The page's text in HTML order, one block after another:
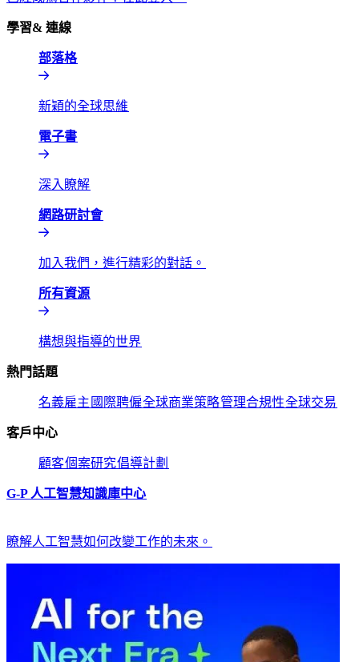
學習& 連線​​
部落格​​
新穎的全球思維​​
電子書​​
深入瞭解​​
網路研討會​​
加入我們，進行精彩的對話。​​
所有資源​​
構想與指導的世界​​
熱門話題​​
名義雇主​​ 國際聘僱​​全球商業策略​​管理合規性​​全球交易​​
客戶中心​​
顧客​​個案研究​​倡導計劃​​
G-P 人工智慧知識庫中心​​
瞭解人工智慧如何改變工作的未來。​​